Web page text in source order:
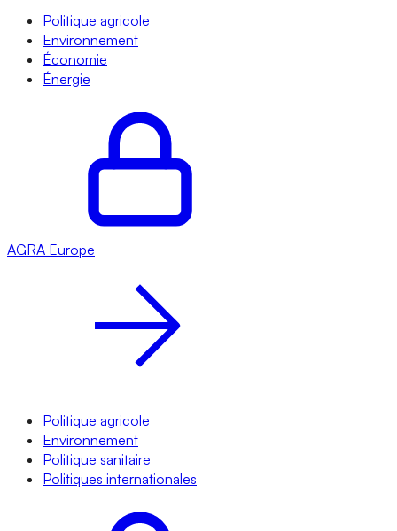
Politique agricole
Environnement
Économie
Énergie
AGRA Europe
Politique agricole
Environnement
Politique sanitaire
Politiques internationales